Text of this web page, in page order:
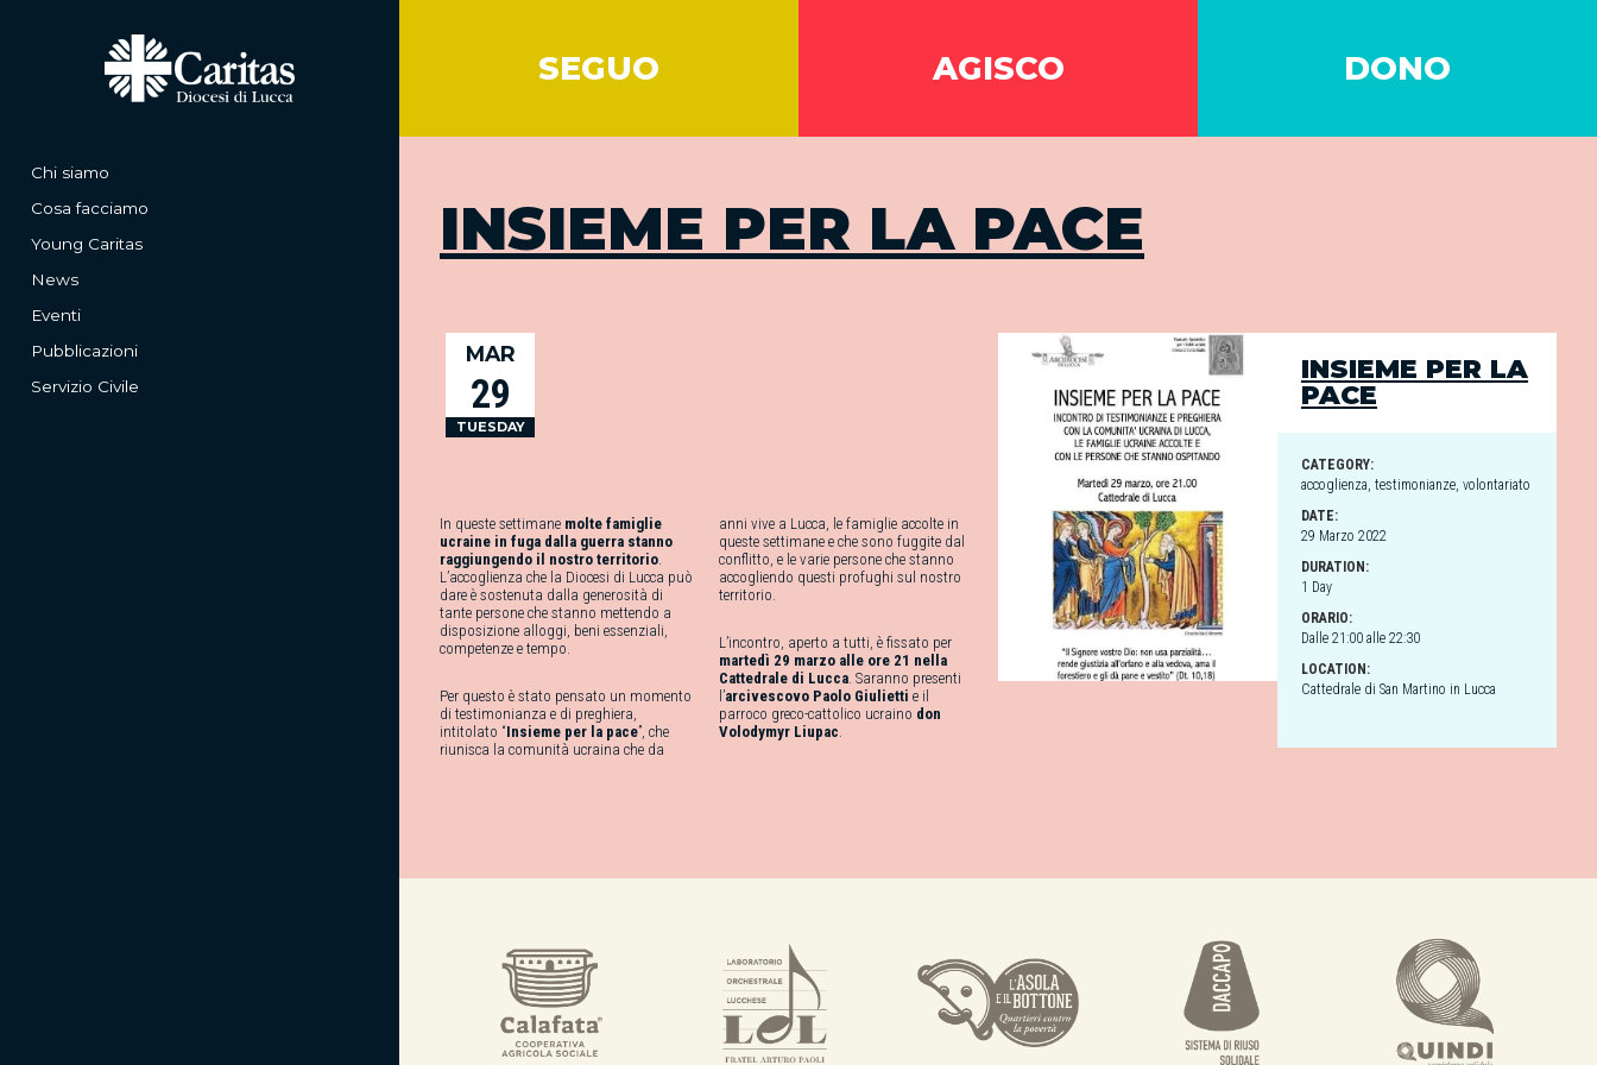
Chi siamo
Cosa facciamo
Young Caritas
News
Eventi
Pubblicazioni
Servizio Civile
SEGUO AGISCO DONO
INSIEME PER LA PACE
MAR
29
TUESDAY
In queste settimane molte famiglie
ucraine in fuga dalla guerra stanno
raggiungendo il nostro territorio.
L’accoglienza che la Diocesi di Lucca può
dare è sostenuta dalla generosità di
tante persone che stanno mettendo a
disposizione alloggi, beni essenziali,
competenze e tempo.
Per questo è stato pensato un momento
di testimonianza e di preghiera,
intitolato “Insieme per la pace”, che
riunisca la comunità ucraina che da
anni vive a Lucca, le famiglie accolte in
queste settimane e che sono fuggite dal
conflitto, e le varie persone che stanno
accogliendo questi profughi sul nostro
territorio.
L’incontro, aperto a tutti, è fissato per
martedì 29 marzo alle ore 21 nella
Cattedrale di Lucca. Saranno presenti
l’arcivescovo Paolo Giulietti e il
parroco greco-cattolico ucraino don
Volodymyr Liupac.
INSIEME PER LA
PACE
CATEGORY:
accoglienza, testimonianze, volontariato
DATE:
29 Marzo 2022
DURATION:
1 Day
ORARIO:
Dalle 21:00 alle 22:30
LOCATION:
Cattedrale di San Martino in Lucca